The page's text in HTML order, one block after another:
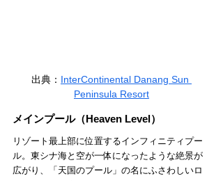
出典： InterContinental Danang Sun
Peninsula Resort
メインプール（Heaven Level）
リゾート最上部に位置するインフィニティプー
ル。東シナ海と空が一体になったような絶景が
広がり、「天国のプール」の名にふさわしいロ